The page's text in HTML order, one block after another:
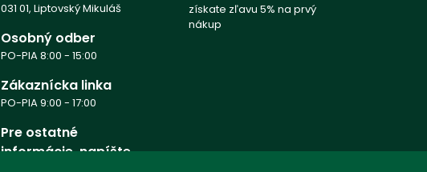
031 01, Liptovský Mikuláš
Osobný odber
PO-PIA 8:00 - 15:00
Zákaznícka linka
PO-PIA 9:00 - 17:00
Pre ostatné
informácie, napíšte
získate zľavu 5% na prvý
nákup